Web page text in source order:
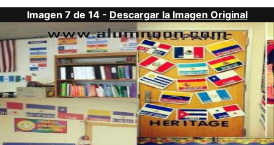
Imagen 7 de 14 - Descargar la Imagen Original